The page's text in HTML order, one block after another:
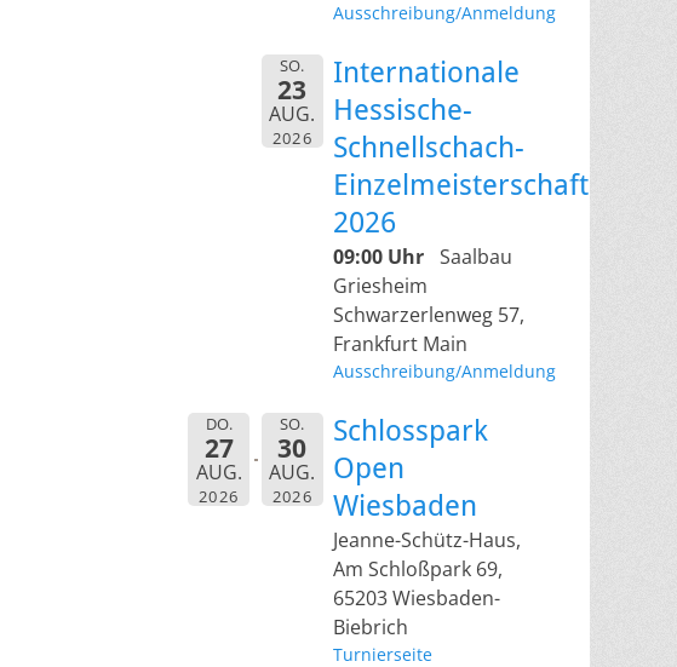
Ausschreibung/Anmeldung
SO.
23
AUG.
2026
Internationale
Hessische-
Schnellschach-
Einzelmeisterschaft
2026
09:00 Uhr Saalbau
Griesheim
Schwarzerlenweg 57,
Frankfurt Main
Ausschreibung/Anmeldung
DO.
27
AUG.
2026
SO.
30
AUG.
2026
Schlosspark
Open
Wiesbaden
Jeanne-Schütz-Haus,
Am Schloßpark 69,
65203 Wiesbaden-
Biebrich
Turnierseite